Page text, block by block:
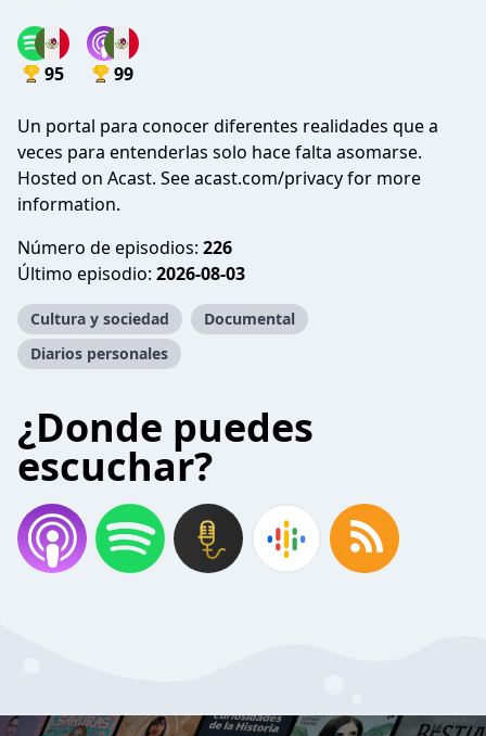
95 99
Un portal para conocer diferentes realidades que a
veces para entenderlas solo hace falta asomarse.
Hosted on Acast. Seeacast.com/privacyfor more
information.
Número de episodios: 226
Último episodio: 2026-08-03
Cultura y sociedad
Documental
Diarios personales
¿Donde puedes
escuchar?